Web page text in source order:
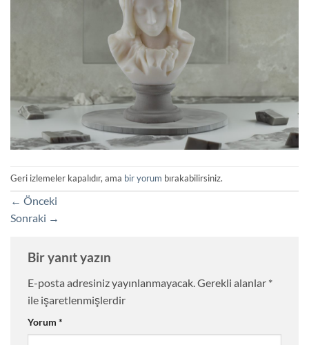
Geri izlemeler kapalıdır, ama bir yorum bırakabilirsiniz.
← Önceki
Sonraki →
Bir yanıt yazın
E-posta adresiniz yayınlanmayacak.Gerekli alanlar *
ile işaretlenmişlerdir
Yorum *